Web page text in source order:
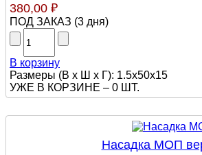
380,00 ₽
ПОД ЗАКАЗ (3 дня)
В корзину
Размеры (В х Ш х Г): 1.5х50х15
УЖЕ В КОРЗИНЕ – 0 ШТ.
Насадка МОП